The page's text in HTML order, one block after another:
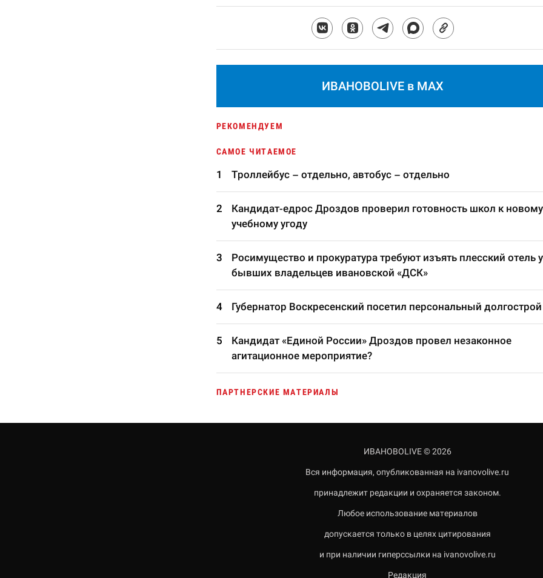
ИВАНОВОLIVE в MAX
РЕКОМЕНДУЕМ
САМОЕ ЧИТАЕМОЕ
Троллейбус – отдельно, автобус – отдельно
Кандидат-едрос Дроздов проверил готовность школ к новому
учебному угоду
Росимущество и прокуратура требуют изъять плесский отель у
бывших владельцев ивановской «ДСК»
Губернатор Воскресенский посетил персональный долгострой
Кандидат «Единой России» Дроздов провел незаконное
агитационное мероприятие?
ПАРТНЕРСКИЕ МАТЕРИАЛЫ
ИВАНОВОLIVE © 2026
Вся информация, опубликованная на ivanovolive.ru
принадлежит редакции и охраняется законом.
Любое использование материалов
допускается только в целях цитирования
и при наличии гиперссылки на ivanovolive.ru
Редакция